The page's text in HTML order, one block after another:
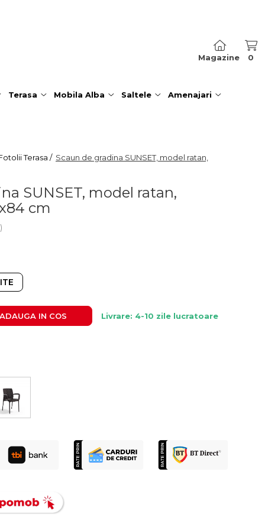
Magazine 0
Terasa Mobila Alba Saltele Amenajari
Terasa / Scaun de gradina SUNSET, model ratan,
SUNSET, model ratan,
cm
ADAUGA IN COS Livrare: 4-10 zile lucratoare